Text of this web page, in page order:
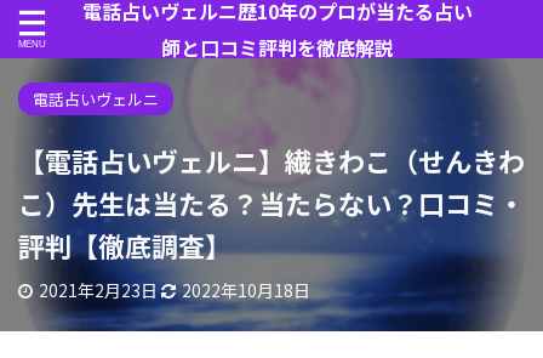
電話占いヴェルニ歴10年のプロが当たる占い
師と口コミ評判を徹底解説
電話占いヴェルニ
【電話占いヴェルニ】繊きわこ（せんきわ
こ）先生は当たる？当たらない？口コミ・
評判【徹底調査】
2021年2月23日 2022年10月18日